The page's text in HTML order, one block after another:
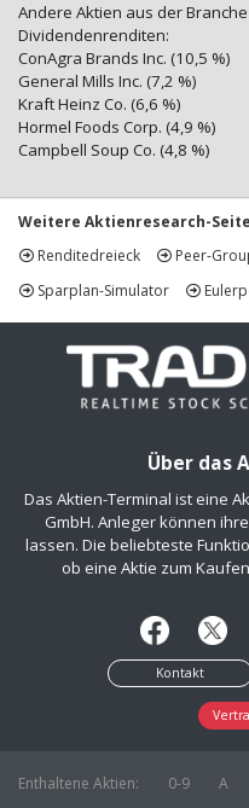
Andere Aktien aus der
Dividendenrenditen:
ConAgra Brands Inc. (10,5 %)
General Mills Inc. (7,2 %)
Kraft Heinz Co. (6,6 %)
Hormel Foods Corp. (4,9 %)
Campbell Soup Co. (4,8 %)
Weitere Aktienresearch-
Renditedreieck
Peer-
Sparplan-Simulator
Über das
Das Aktien-Terminal ist eine
GmbH. Anleger können
lassen. Die beliebteste
ob eine Aktie zum
Kontakt
Enthaltene Aktien: 0-9 A